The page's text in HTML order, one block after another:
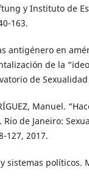
y Instituto de
163.
antigénero en
de la
de
Manuel.
de Janeiro:
127, 2017.
sistemas políticos.